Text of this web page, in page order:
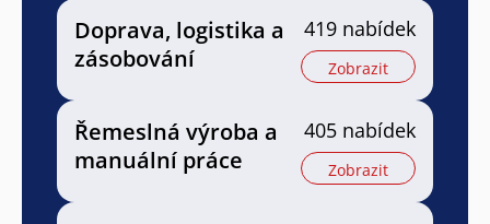
Doprava, logistika a
zásobování
419 nabídek
Zobrazit
Řemeslná výroba a
manuální práce
405 nabídek
Zobrazit